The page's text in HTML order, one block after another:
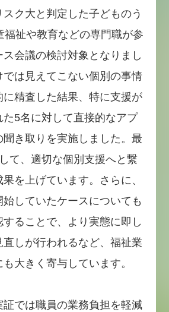
ク大と判定した子どものう
福祉や教育などの専門職が参
会議の検討対象となりまし
では見えてこない個別の事情
に精査した結果、特に支援が
た5名に対して直接的なアプ
聞き取りを実施しました。最
て、適切な個別支援へと繋
を上げています。さらに、
していたケースについても
ることで、より実態に即し
直しが行われるなど、福祉業
大きく寄与しています。
証では職員の業務負担を軽減